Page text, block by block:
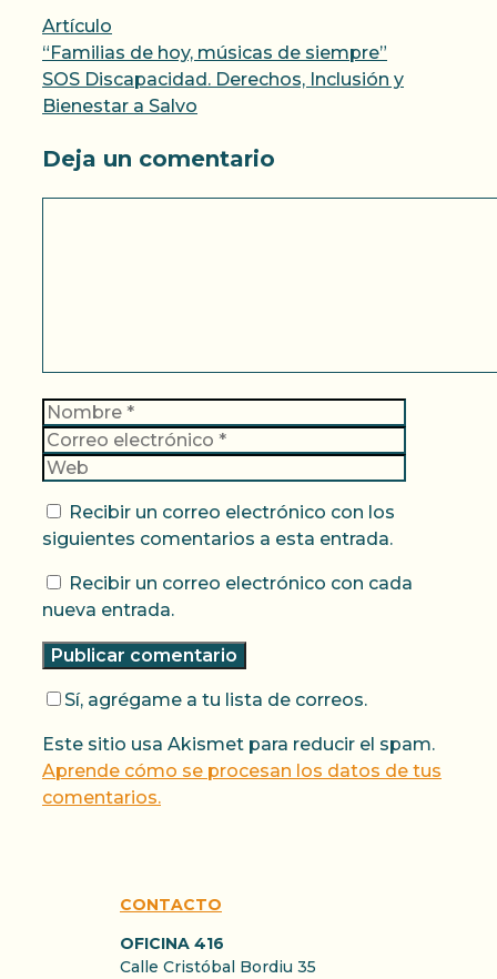
Categorías
Artículo
“Familias de hoy, músicas de siempre”
SOS Discapacidad. Derechos, Inclusión y
Bienestar a Salvo
Deja un comentario
Nombre
Recibir un correo electrónico con los
siguientes comentarios a esta entrada.
Recibir un correo electrónico con cada
nueva entrada.
Sí, agrégame a tu lista de correos.
Este sitio usa Akismet para reducir el spam.
Aprende cómo se procesan los datos de tus
comentarios.
CONTACTO
OFICINA 416
Calle Cristóbal Bordiu 35